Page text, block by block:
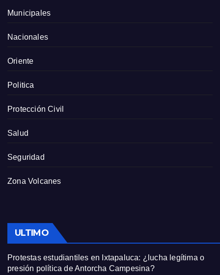
Municipales
Nacionales
Oriente
Politica
Protección Civil
Salud
Seguridad
Zona Volcanes
ULTIMO
Protestas estudiantiles en Ixtapaluca: ¿lucha legítima o
presión política de Antorcha Campesina?